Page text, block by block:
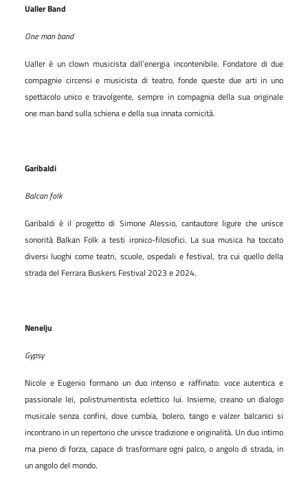
Ualler Band
One man band
Ualler è un clown musicista dall’energia incontenibile. Fondatore di due
compagnie circensi e musicista di teatro, fonde queste due arti in uno
spettacolo unico e travolgente, sempre in compagnia della sua originale
one man band sulla schiena e della sua innata comicità.
Garibaldi
Balcan folk
Garibaldi è il progetto di Simone Alessio, cantautore ligure che unisce
sonorità Balkan Folk a testi ironico-filosofici. La sua musica ha toccato
diversi luoghi come teatri, scuole, ospedali e festival, tra cui quello della
strada del Ferrara Buskers Festival 2023 e 2024.
Nenelju
Gypsy
Nicole e Eugenio formano un duo intenso e raffinato: voce autentica e
passionale lei, polistrumentista eclettico lui. Insieme, creano un dialogo
musicale senza confini, dove cumbia, bolero, tango e valzer balcanici si
incontrano in un repertorio che unisce tradizione e originalità. Un duo intimo
ma pieno di forza, capace di trasformare ogni palco, o angolo di strada, in
un angolo del mondo.